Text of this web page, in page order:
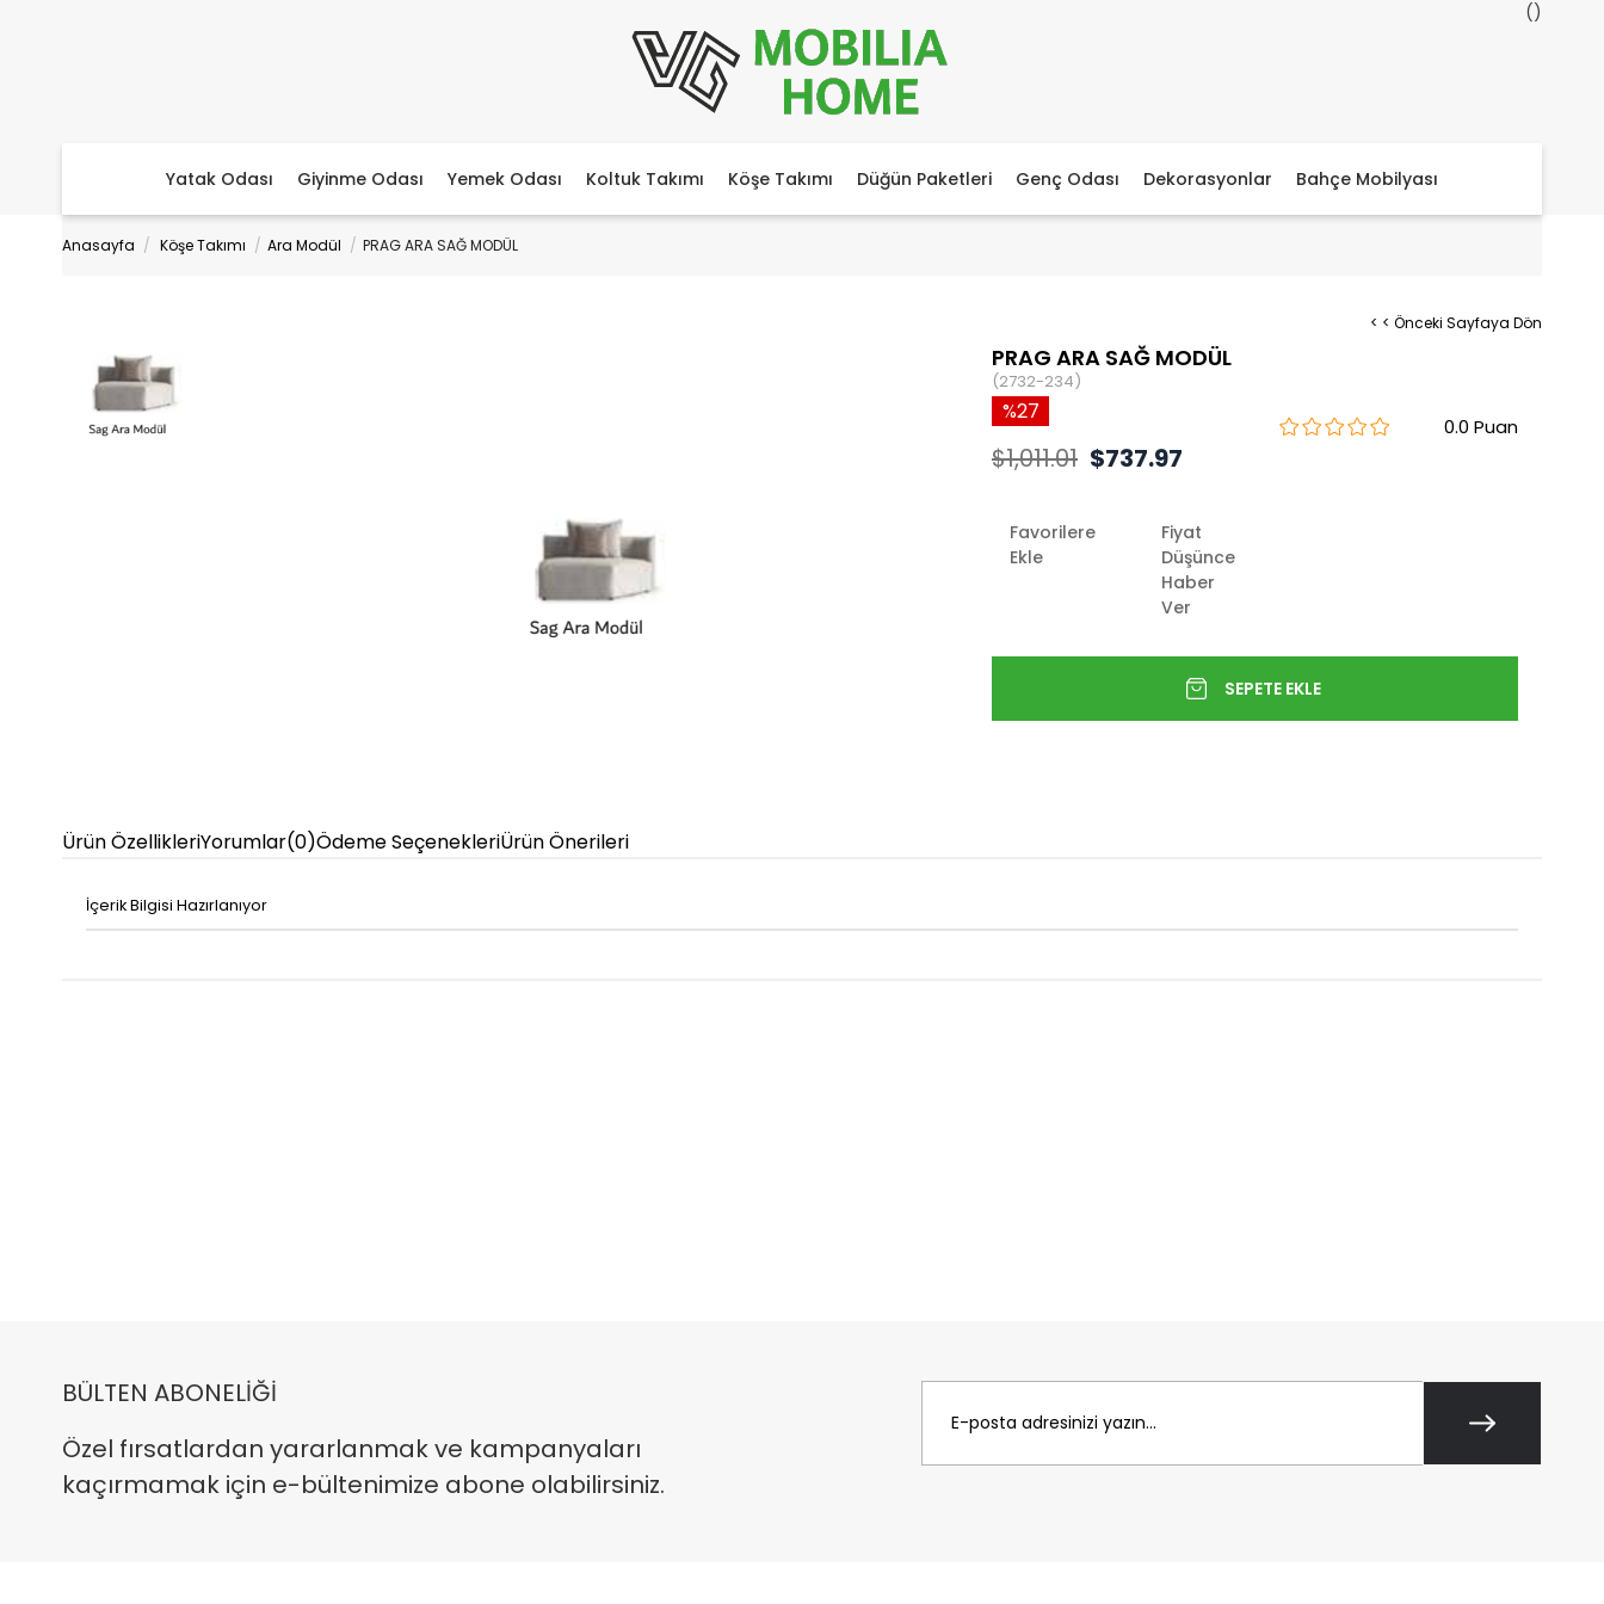
Yatak Odası Giyinme Odası Yemek Odası Koltuk Takımı Köşe Takımı Düğün Paketleri Genç Odası Dekorasyonlar Bahçe Mobilyası
Anasayfa Köşe Takımı Ara Modül PRAG ARA SAĞ MODÜL
< < Önceki Sayfaya Dön
PRAG ARA SAĞ MODÜL
(2732-234)
0.0
27
$1,011.01 $737.97
Favorilere
Ekle
Fiyat
Düşünce
Haber
Ver
Ürün ÖzellikleriYorumlar(0)Ödeme SeçenekleriÜrün Önerileri
İçerik Bilgisi Hazırlanıyor
BÜLTEN ABONELİĞİ
Özel fırsatlardan yararlanmak ve kampanyaları
kaçırmamak için e-bültenimize abone olabilirsiniz.